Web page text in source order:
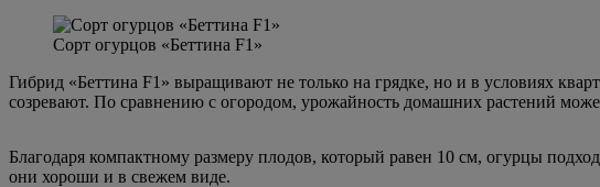
Сорт огурцов «Беттина F1»
Гибрид «Беттина F1» выращивают не только на грядке, но и в условиях
созревают. По сравнению с огородом, урожайность домашних растений
Благодаря компактному размеру плодов, который равен 10 см, огурцы
они хороши и в свежем виде.